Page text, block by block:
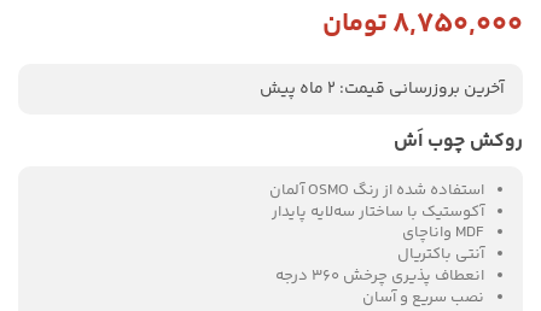
۸,۷۵۰,۰۰۰تومان
آخرین بروزرسانی قیمت: 2 ماه پیش
روکش چوب اَش
استفاده شده از رنگ OSMO آلمان
آکوستیک با ساختار سه‌لایه پایدار
MDF واناچای
آنتی باکتریال
انعطاف پذیری چرخش ۳۶۰ درجه
نصب سریع و آسان